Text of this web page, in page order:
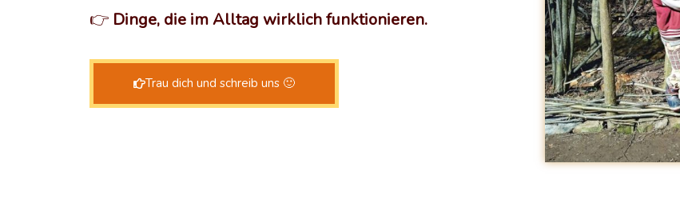
👉 Dinge, die im Alltag wirklich funktionieren.
Trau dich und schreib uns 🙂